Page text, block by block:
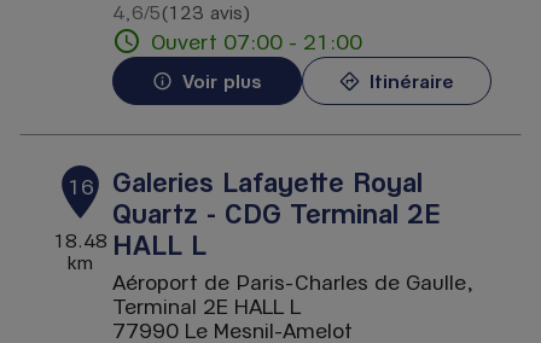
4,6/5 Note de 4.6 sur 5
(123 avis)
Ouvert 07:00 - 21:00
Voir plus Itinéraire
16
18.48
km
Galeries Lafayette Royal
Quartz - CDG Terminal 2E
HALL L
Aéroport de Paris-Charles de Gaulle,
Terminal 2E HALL L
77990 Le Mesnil-Amelot